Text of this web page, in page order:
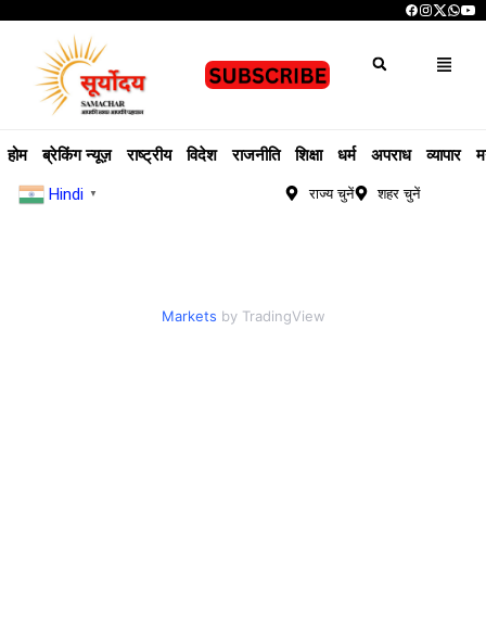
होम ब्रेकिंग न्यूज़ राष्ट्रीय विदेश राजनीति शिक्षा धर्म अपराध व्यापार
Hindi ▼ राज्य चुनें शहर चुनें
Markets by TradingView